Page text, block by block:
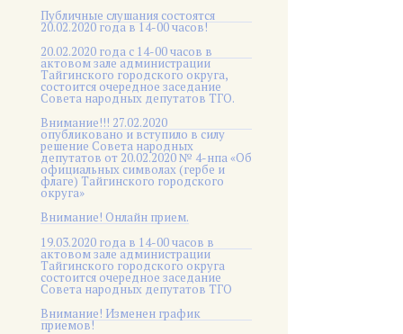
Публичные слушания состоятся
20.02.2020 года в 14-00 часов!
20.02.2020 года с 14-00 часов в
актовом зале администрации
Тайгинского городского округа,
состоится очередное заседание
Совета народных депутатов ТГО.
Внимание!!! 27.02.2020
опубликовано и вступило в силу
решение Совета народных
депутатов от 20.02.2020 № 4-нпа «Об
официальных символах (гербе и
флаге) Тайгинского городского
округа»
Внимание! Онлайн прием.
19.03.2020 года в 14-00 часов в
актовом зале администрации
Тайгинского городского округа
состоится очередное заседание
Совета народных депутатов ТГО
Внимание! Изменен график
приемов!